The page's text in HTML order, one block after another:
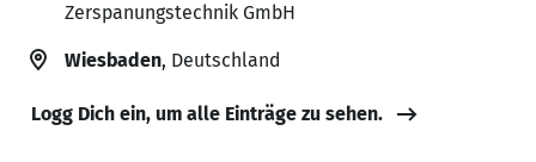
Zerspanungstechnik GmbH
Wiesbaden, Deutschland
Logg Dich ein, um alle Einträge zu sehen.